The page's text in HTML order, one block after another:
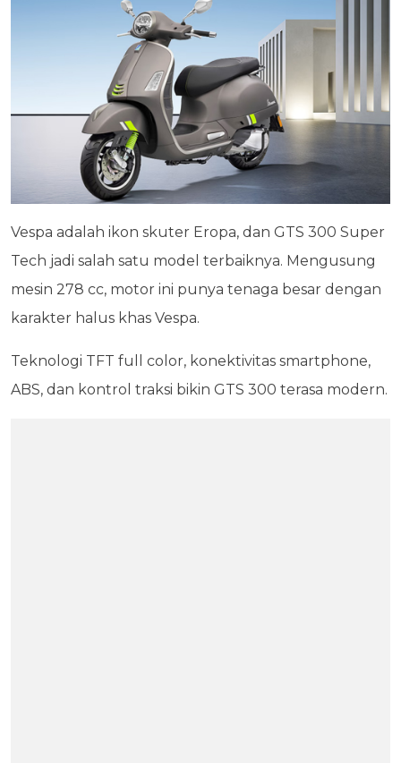
Vespa adalah ikon skuter Eropa, dan GTS 300 Super
Tech jadi salah satu model terbaiknya. Mengusung
mesin 278 cc, motor ini punya tenaga besar dengan
karakter halus khas Vespa.
Teknologi TFT full color, konektivitas smartphone,
ABS, dan kontrol traksi bikin GTS 300 terasa modern.